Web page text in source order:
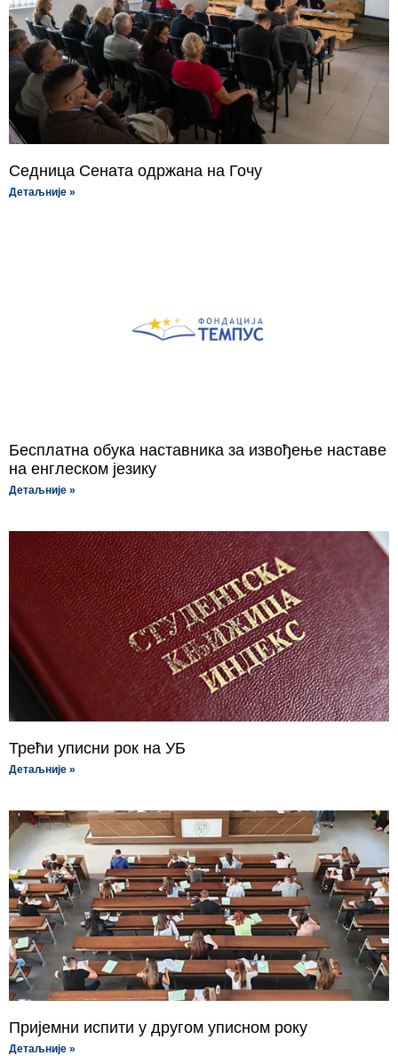
Седница Сената одржана на Гочу
Детаљније »
Бесплатна обука наставника за извођење наставе
на енглеском језику
Детаљније »
Трећи уписни рок на УБ
Детаљније »
Пријемни испити у другом уписном року
Детаљније »